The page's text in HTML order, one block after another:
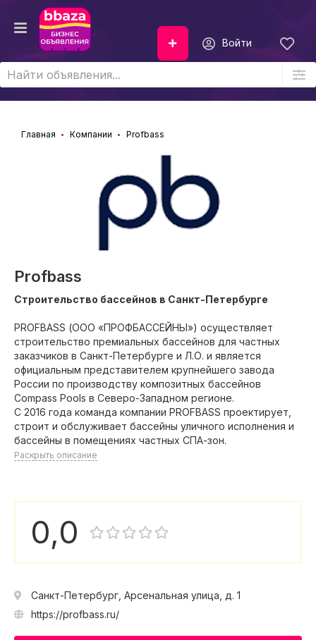
Войти
Главная Компании Profbass
Profbass
Строительство бассейнов в Санкт-Петербурге
PROFBASS (ООО «ПРОФБАССЕЙНЫ») осуществляет
строительство премиальных бассейнов для частных
заказчиков в Санкт-Петербурге и Л.О. и является
официальным представителем крупнейшего завода
России по производству композитных бассейнов
Compass Pools в Северо-Западном регионе.
С 2016 года команда компании PROFBASS проектирует,
строит и обслуживает бассейны уличного исполнения и
бассейны в помещениях частных СПА-зон.
Раскрыть описание
0,0
Санкт-Петербург, Арсенальная улица, д. 1
https://profbass.ru/